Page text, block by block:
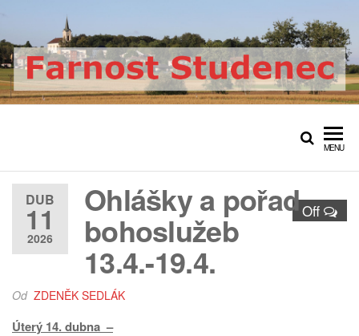
obsah
Farnost StudenecOficiální web římskokatolické
farnosti Studenec
MENU
DUB
11
2026
Off
Ohlášky a pořad
bohoslužeb
13.4.-19.4.
Od ZDENĚK SEDLÁK
Úterý 14. dubna –